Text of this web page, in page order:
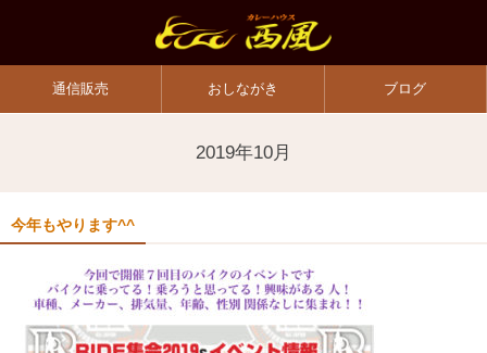
通信販売 おしながき ブログ
2019年10月
今年もやります^^